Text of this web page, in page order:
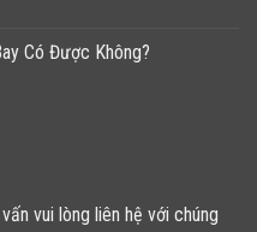
Có Được Không?
vui lòng liên hệ với chúng